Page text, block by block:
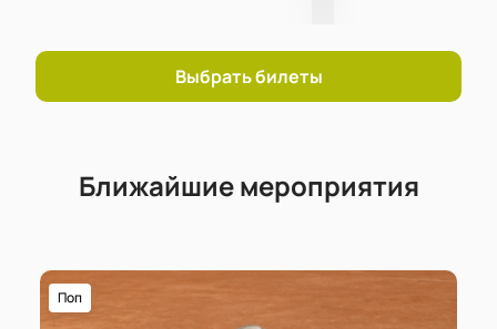
Выбрать билеты
Ближайшие мероприятия
Поп